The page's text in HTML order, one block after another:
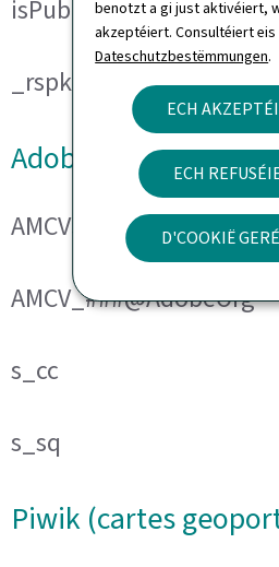
benotzt a gi just aktivéiert,
akzeptéiert. Consultéiert eis
Dateschutzbestëmmungen.
ECH
ECH
D'COOKIË
isPublicWebsite
_rspkrLoadCore
Adobe Analytics
AMCVS_###@AdobeOrg
AMCV_###@AdobeOrg
s_cc
s_sq
Piwik (cartes